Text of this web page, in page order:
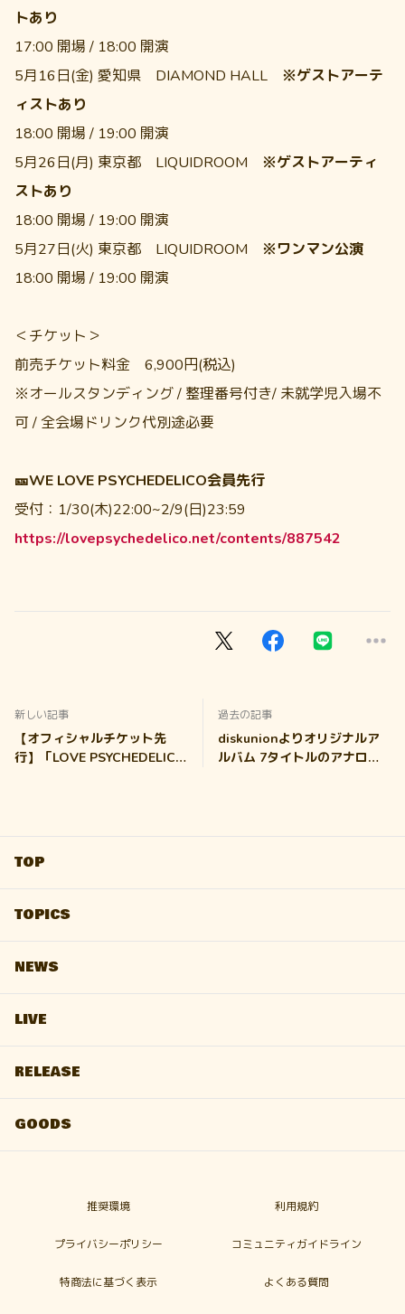
トあり
17:00 開場 / 18:00 開演
5月16日(金) 愛知県 DIAMOND HALL ※ゲストアーテ
ィストあり
18:00 開場 / 19:00 開演
5月26日(月) 東京都 LIQUIDROOM ※ゲストアーティ
ストあり
18:00 開場 / 19:00 開演
5月27日(火) 東京都 LIQUIDROOM ※ワンマン公演
18:00 開場 / 19:00 開演
＜チケット＞
前売チケット料金 6,900円(税込)
※オールスタンディング / 整理番号付き/ 未就学児入場不
可 / 全会場ドリンク代別途必要
🎫WE LOVE PSYCHEDELICO会員先行
受付：1/30(木)22:00~2/9(日)23:59
https://lovepsychedelico.net/contents/887542
新しい記事
【オフィシャルチケット先
行】「LOVE PSYCHEDELICO
過去の記事
diskunionよりオリジナルア
ルバム 7タイトルのアナログ
TOP
TOPICS
NEWS
LIVE
RELEASE
GOODS
推奨環境 利用規約
プライバシーポリシー コミュニティガイドライン
特商法に基づく表示 よくある質問